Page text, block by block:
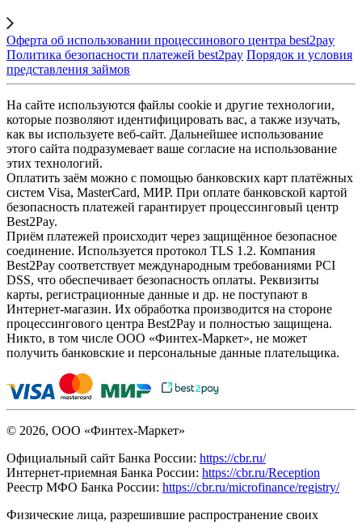
Оферта об использовании процессинового центра best2pay
Политика безопасности платежей best2pay Порядок и условия
представления займов
На сайте используются файлы cookie и другие технологии,
которые позволяют идентифицировать вас, а также изучать,
как вы используете веб-сайт. Дальнейшее использование
этого сайта подразумевает ваше согласие на использование
этих технологий.
Оплатить заём можно с помощью банковских карт платёжных
систем Visa, MasterCard, МИР. При оплате банковской картой
безопасность платежей гарантирует процессинговый центр
Best2Pay.
Приём платежей происходит через защищённое безопасное
соединение. Используется протокол TLS 1.2. Компания
Best2Pay соответствует международным требованиями PCI
DSS, что обеспечивает безопасность оплаты. Реквизиты
карты, регистрационные данные и др. не поступают в
Интернет-магазин. Их обработка производится на стороне
процессингового центра Best2Pay и полностью защищена.
Никто, в том числе ООО «Финтех-Маркет», не может
получить банковские и персональные данные плательщика.
© 2026, ООО «Финтех-Маркет»
Официальный сайт Банка России: https://cbr.ru/
Интернет-приемная Банка России: https://cbr.ru/Reception
Реестр МФО Банка России: https://cbr.ru/microfinance/registry/
Физические лица, разрешившие распространение своих